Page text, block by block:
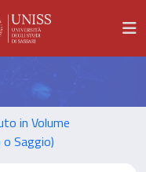
in Volume
Saggio)